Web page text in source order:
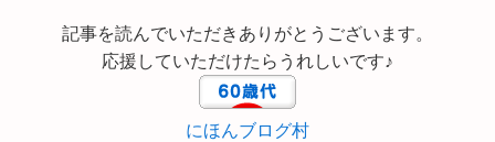
記事を読んでいただきありがとうございます。
応援していただけたらうれしいです♪
にほんブログ村